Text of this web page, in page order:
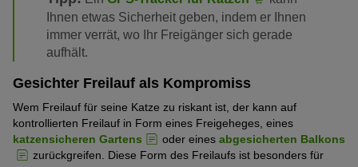
Ihnen etwas Sicherheit geben, indem er Ihnen
immer verrät, wo Ihr Freigänger sich gerade
aufhält.
Gesichter Freilauf als Kompromiss
Wem Freilauf für seine Katze zu riskant ist, der kann auf
kontrollierten Freilauf in Form eines Freigeheges, eines
katzensicheren Gartens
oder eines abgesicherten Balkons
zurückgreifen. Diese Form des Freilaufs ist besonders für